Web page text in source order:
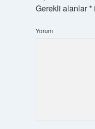
Gerekli alanlar*
Yorum